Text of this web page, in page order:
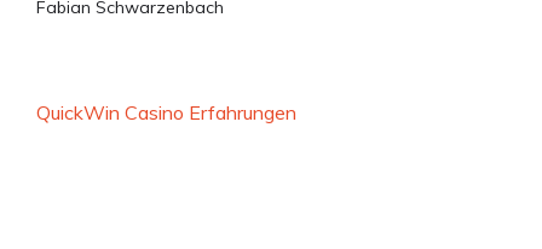
Fabian Schwarzenbach
QuickWin Casino Erfahrungen